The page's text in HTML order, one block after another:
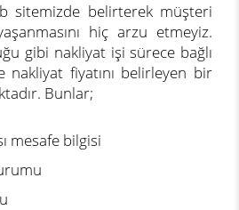
sitemizde belirterek müşteri
hiç arzu etmeyiz.
gibi nakliyat işi sürece bağlı
fiyatını belirleyen bir
Bunlar;
mesafe bilgisi